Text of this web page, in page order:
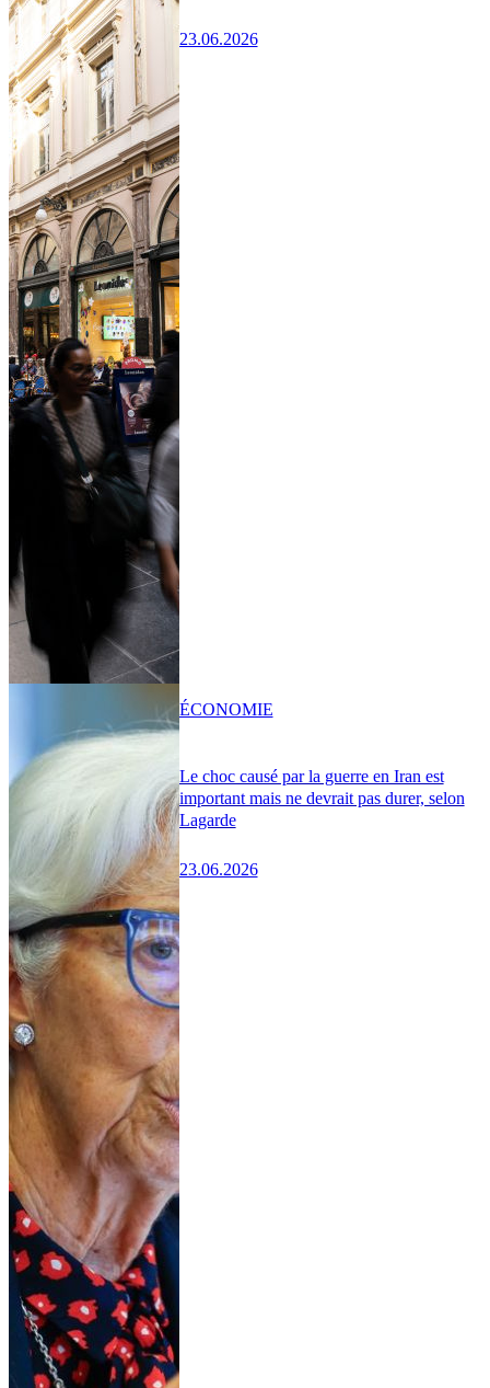
23.06.2026
Le choc causé par la guerre en Iran est
important mais ne devrait pas durer, selon
Lagarde
23.06.2026
ÉCONOMIE